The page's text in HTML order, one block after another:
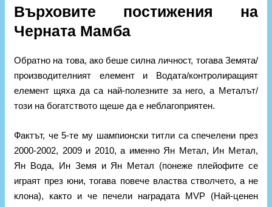
Върховите постижения на
Черната Мамба
Обратно на това, ако беше силна личност, тогава Земята/
производителният елемент и Водата/контролиращият
елемент щяха да са най-полезните за него, а Металът/
този на богатството щеше да е неблагоприятен.
Фактът, че 5-те му шампионски титли са спечелени през
2000-2002, 2009 и 2010, а именно Ян Метал, Ин Метал,
Ян Вода, Ин Земя и Ян Метал (понеже плейофите се
играят през юни, тогава повече властва стволчето, а не
клона), както и че печели наградата MVP (Най-ценен